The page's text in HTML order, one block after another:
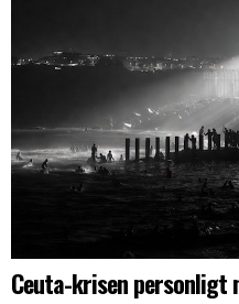
Ceuta-krisen personligt